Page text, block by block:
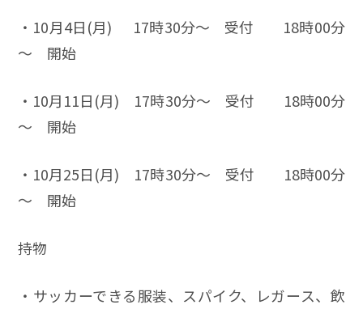
・10月4日(月) 17時30分～ 受付 18時00分
～ 開始
・10月11日(月) 17時30分～ 受付 18時00分
～ 開始
・10月25日(月) 17時30分～ 受付 18時00分
～ 開始
持物
・サッカーできる服装、スパイク、レガース、飲